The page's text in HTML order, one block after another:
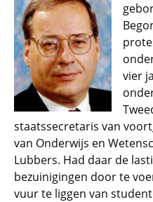
vier
staatssecretaris van
van Onderwijs en
Lubbers. Had daar de
bezuinigingen door te
vuur te liggen van